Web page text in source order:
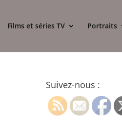
Films et séries TV Portraits
Suivez-nous :